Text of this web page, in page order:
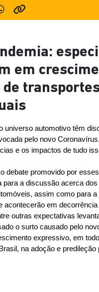
em
de
universo automotivo têm
pelo novo
e os impactos de tudo
debate promovido por
para a discussão acerca
assim como para
acontecerão em decorrência
outras expectativas
o surto causado pelo
expressivo, em
na adoção e predileção